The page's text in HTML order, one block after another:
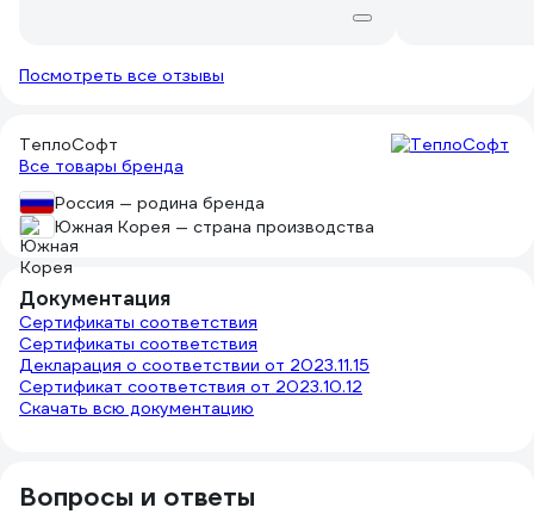
мой регион не доставляется товар. В
интернетмагазинам лазил. Купил
нет!
Посмотреть все отзывы
ТеплоСофт
Все товары бренда
Россия — родина бренда
Южная Корея — страна производства
Документация
Сертификаты соответствия
Сертификаты соответствия
Декларация о соответствии от 2023.11.15
Сертификат соответствия от 2023.10.12
Скачать всю документацию
Вопросы и ответы